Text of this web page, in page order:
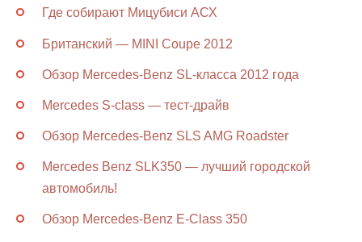
Где собирают Мицубиси АСХ
Британский — MINI Coupe 2012
Обзор Mercedes-Benz SL-класса 2012 года
Mercedes S-class — тест-драйв
Обзор Mercedes-Benz SLS AMG Roadster
Mercedes Benz SLK350 — лучший городской
автомобиль!
Обзор Mercedes-Benz E-Class 350